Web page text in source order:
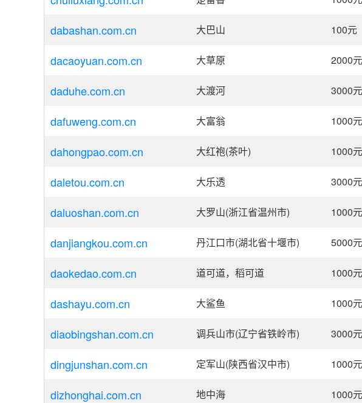
dabashan.com.cn 大巴山 100元
dacaoyuan.com.cn 大草原 2000元
daduhe.com.cn 大渡河 3000元
dafuweng.com.cn 大富翁 1000元
dahongpao.com.cn 大红袍(茶叶) 1000元
daletou.com.cn 大乐透 3000元
daluoshan.com.cn 大罗山(浙江省温州市) 1000元
danjiangkou.com.cn 丹江口市(湖北省十堰市) 5000元
daokedao.com.cn 道可道，稻可道 1000元
dashayu.com.cn 大鲨鱼 1000元
diaobingshan.com.cn 调兵山市(辽宁省铁岭市) 3000元
dingjunshan.com.cn 定军山(陕西省汉中市) 1000元
dizhonghai.com.cn 地中海 1000元